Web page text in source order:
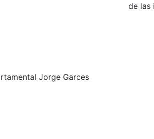
Jorge Garces
de las